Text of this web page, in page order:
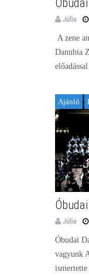
Júlia
A zene
Danubia
Ajánló
Júlia
Óbudai
vagyunk
ismertette